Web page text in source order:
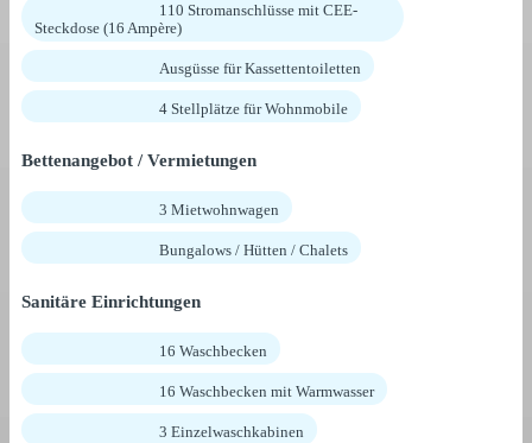
110 Stromanschlüsse mit CEE-
Steckdose (16 Ampère)
Ausgüsse für Kassettentoiletten
4 Stellplätze für Wohnmobile
Bettenangebot / Vermietungen
3 Mietwohnwagen
Bungalows / Hütten / Chalets
Sanitäre Einrichtungen
16 Waschbecken
16 Waschbecken mit Warmwasser
3 Einzelwaschkabinen